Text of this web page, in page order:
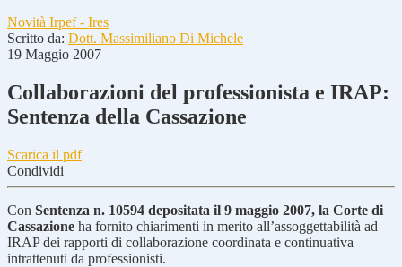
Novità Irpef - Ires
Scritto da: Dott. Massimiliano Di Michele
19 Maggio 2007
Collaborazioni del professionista e IRAP:
Sentenza della Cassazione
Scarica il pdf
Condividi
Con Sentenza n. 10594 depositata il 9 maggio 2007, la Corte di
Cassazione ha fornito chiarimenti in merito all’assoggettabilità ad
IRAP dei rapporti di collaborazione coordinata e continuativa
intrattenuti da professionisti.